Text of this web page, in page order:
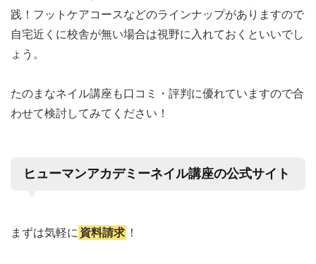
践！フットケアコースなどのラインナップがありますので
自宅近くに校舎が無い場合は視野に入れておくといいでし
ょう。
たのまなネイル講座も口コミ・評判に優れていますので合
わせて検討してみてください！
ヒューマンアカデミーネイル講座の公式サイト
まずは気軽に 資料請求 ！